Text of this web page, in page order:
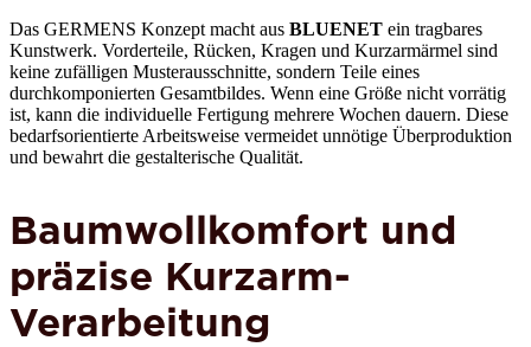
Das GERMENS Konzept macht aus BLUENET ein tragbares
Kunstwerk. Vorderteile, Rücken, Kragen und Kurzarmärmel sind
keine zufälligen Musterausschnitte, sondern Teile eines
durchkomponierten Gesamtbildes. Wenn eine Größe nicht vorrätig
ist, kann die individuelle Fertigung mehrere Wochen dauern. Diese
bedarfsorientierte Arbeitsweise vermeidet unnötige Überproduktion
und bewahrt die gestalterische Qualität.
Baumwollkomfort und
präzise Kurzarm-
Verarbeitung